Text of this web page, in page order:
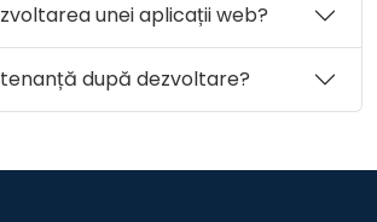
unei aplicații web?
după dezvoltare?